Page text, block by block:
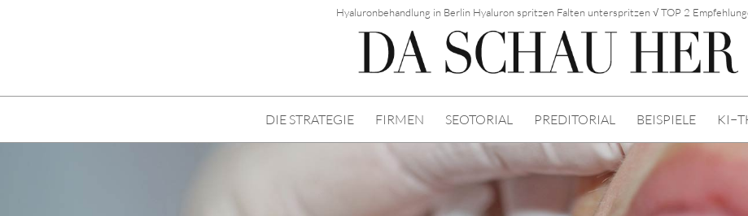
Hyaluronbehandlung in Berlin Hyaluron spritzen Falten unterspritzen √ TOP 2
DIE STRATEGIE FIRMEN SEOTORIAL PREDITORIAL BEISPIELE